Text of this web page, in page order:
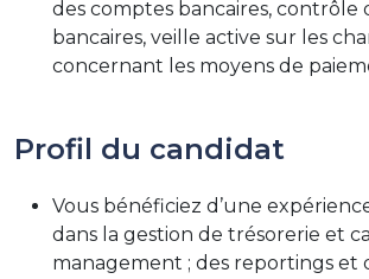
des comptes bancaires, contrôle
bancaires, veille active sur les
concernant les moyens de
Profil du candidat
Vous bénéficiez d’une
dans la gestion de trésorerie et
management ; des reportings et